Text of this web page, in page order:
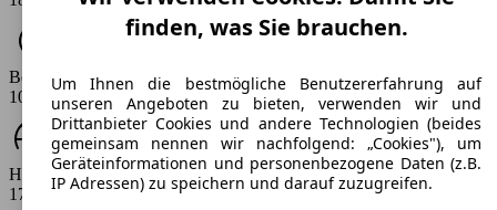
Beschleunigung (0-100 km/h)
10.3 - 12 s
Höchstgeschwindigkeit (km/h)
173 - 183 km/h
finden, was Sie brauchen.
Um Ihnen die bestmögliche Benutzererfahrung auf
unseren Angeboten zu bieten, verwenden wir und
Drittanbieter Cookies und andere Technologien (beides
gemeinsam nennen wir nachfolgend: „Cookies"), um
Geräteinformationen und personenbezogene Daten (z.B.
IP Adressen) zu speichern und darauf zuzugreifen.